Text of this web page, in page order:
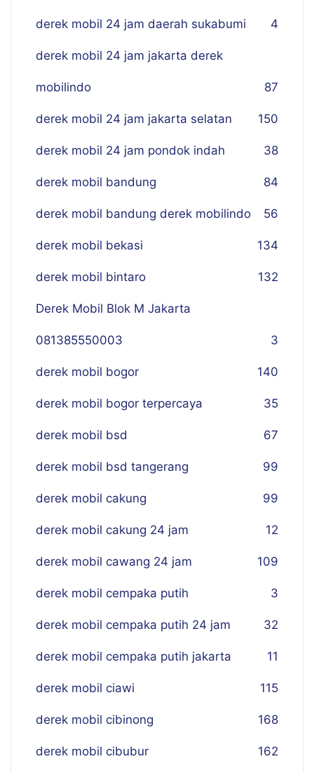
derek mobil 24 jam daerah sukabumi 4
derek mobil 24 jam jakarta derek
mobilindo 87
derek mobil 24 jam jakarta selatan 150
derek mobil 24 jam pondok indah 38
derek mobil bandung 84
derek mobil bandung derek mobilindo 56
derek mobil bekasi 134
derek mobil bintaro 132
Derek Mobil Blok M Jakarta
081385550003 3
derek mobil bogor 140
derek mobil bogor terpercaya 35
derek mobil bsd 67
derek mobil bsd tangerang 99
derek mobil cakung 99
derek mobil cakung 24 jam 12
derek mobil cawang 24 jam 109
derek mobil cempaka putih 3
derek mobil cempaka putih 24 jam 32
derek mobil cempaka putih jakarta 11
derek mobil ciawi 115
derek mobil cibinong 168
derek mobil cibubur 162